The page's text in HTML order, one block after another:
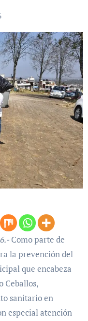
Como parte de
la prevención del
que encabeza
Ceballos,
sanitario en
especial atención